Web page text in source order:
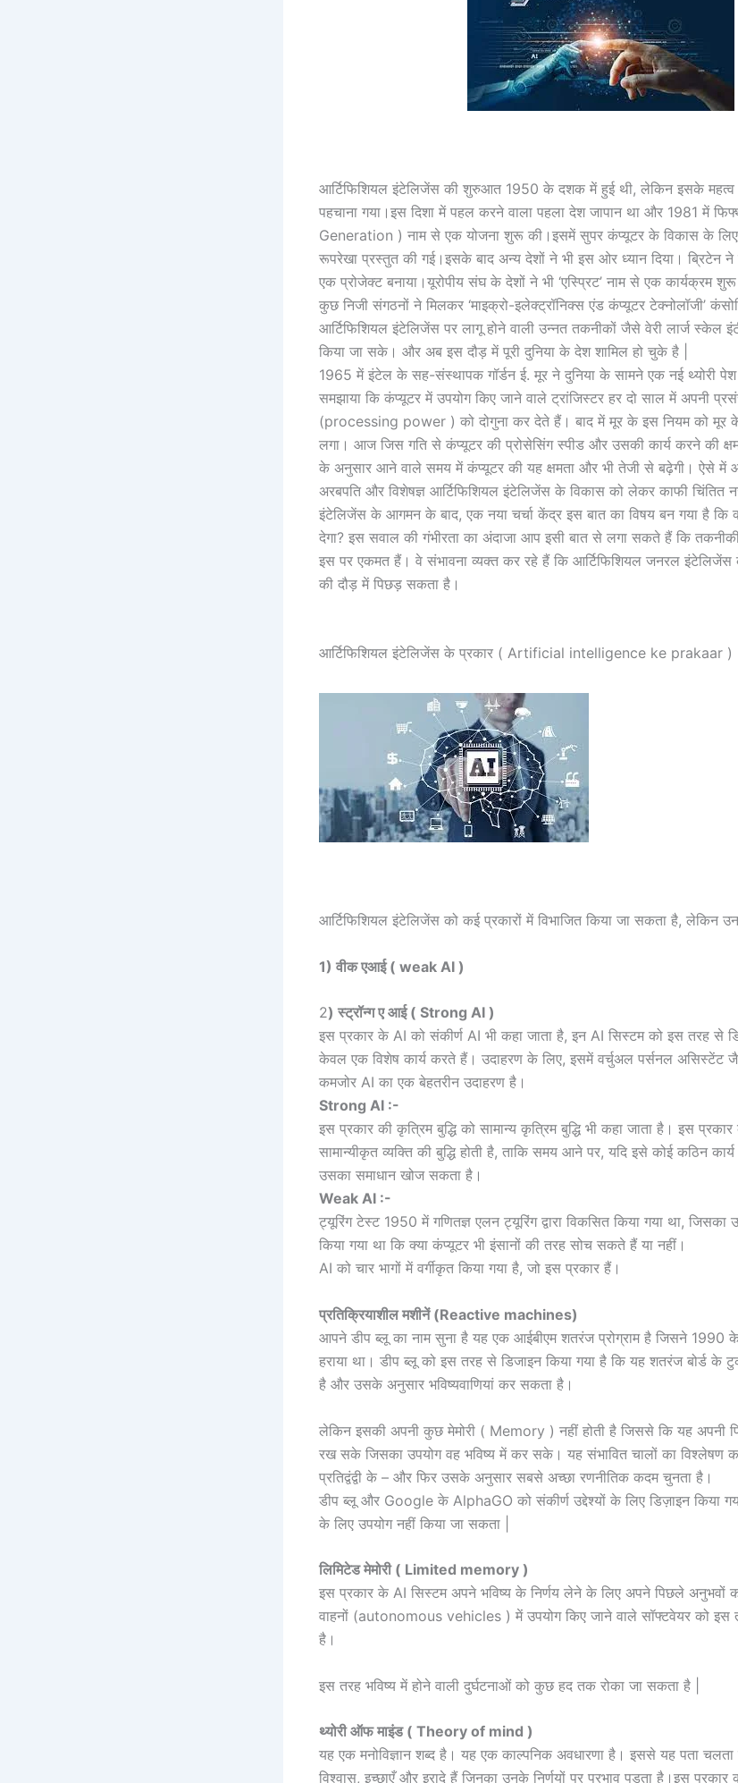
आर्टिफिशियल इंटेलिजेंस की शुरुआत 1950 के दशक में हुई थी, लेकिन इसके
पहचाना गया।इस दिशा में पहल करने वाला पहला देश जापान था और 1981 में
Generation ) नाम से एक योजना शुरू की।इसमें सुपर कंप्यूटर के विकास के लिए
रूपरेखा प्रस्तुत की गई।इसके बाद अन्य देशों ने भी इस ओर ध्यान दिया। ब्रिटेन ने
एक प्रोजेक्ट बनाया।यूरोपीय संघ के देशों ने भी ‘एस्प्रिट’ नाम से एक कार्यक्रम
कुछ निजी संगठनों ने मिलकर ‘माइक्रो-इलेक्ट्रॉनिक्स एंड कंप्यूटर टेक्नोलॉजी’
आर्टिफिशियल इंटेलिजेंस पर लागू होने वाली उन्नत तकनीकों जैसे वेरी लार्ज स्केल
किया जा सके। और अब इस दौड़ में पूरी दुनिया के देश शामिल हो चुके है |
1965 में इंटेल के सह-संस्थापक गॉर्डन ई. मूर ने दुनिया के सामने एक नई थ्योरी पेश
समझाया कि कंप्यूटर में उपयोग किए जाने वाले ट्रांजिस्टर हर दो साल में अपनी
(processing power ) को दोगुना कर देते हैं। बाद में मूर के इस नियम को मूर
लगा। आज जिस गति से कंप्यूटर की प्रोसेसिंग स्पीड और उसकी कार्य करने की
के अनुसार आने वाले समय में कंप्यूटर की यह क्षमता और भी तेजी से बढ़ेगी। ऐसे में
अरबपति और विशेषज्ञ आर्टिफिशियल इंटेलिजेंस के विकास को लेकर काफी चिंतित
इंटेलिजेंस के आगमन के बाद, एक नया चर्चा केंद्र इस बात का विषय बन गया है कि
देगा? इस सवाल की गंभीरता का अंदाजा आप इसी बात से लगा सकते हैं कि
इस पर एकमत हैं। वे संभावना व्यक्त कर रहे हैं कि आर्टिफिशियल जनरल इंटेलिजेंस
की दौड़ में पिछड़ सकता है।
आर्टिफिशियल इंटेलिजेंस के प्रकार ( Artificial intelligence ke prakaar )
आर्टिफिशियल इंटेलिजेंस को कई प्रकारों में विभाजित किया जा सकता है, लेकिन
1) वीक एआई ( weak AI )
2) स्ट्रॉन्ग ए आई ( Strong AI )
इस प्रकार के AI को संकीर्ण AI भी कहा जाता है, इन AI सिस्टम को इस तरह से
केवल एक विशेष कार्य करते हैं। उदाहरण के लिए, इसमें वर्चुअल पर्सनल
कमजोर AI का एक बेहतरीन उदाहरण है।
Strong AI :-
इस प्रकार की कृत्रिम बुद्धि को सामान्य कृत्रिम बुद्धि भी कहा जाता है। इस
सामान्यीकृत व्यक्ति की बुद्धि होती है, ताकि समय आने पर, यदि इसे कोई कठिन
उसका समाधान खोज सकता है।
Weak AI :-
ट्यूरिंग टेस्ट 1950 में गणितज्ञ एलन ट्यूरिंग द्वारा विकसित किया गया था,
किया गया था कि क्या कंप्यूटर भी इंसानों की तरह सोच सकते हैं या नहीं।
AI को चार भागों में वर्गीकृत किया गया है, जो इस प्रकार हैं।
प्रतिक्रियाशील मशीनें (Reactive machines)
आपने डीप ब्लू का नाम सुना है यह एक आईबीएम शतरंज प्रोग्राम है जिसने 1990
हराया था। डीप ब्लू को इस तरह से डिजाइन किया गया है कि यह शतरंज बोर्ड के
है और उसके अनुसार भविष्यवाणियां कर सकता है।
लेकिन इसकी अपनी कुछ मेमोरी ( Memory ) नहीं होती है जिससे कि यह अपनी
रख सके जिसका उपयोग वह भविष्य में कर सके। यह संभावित चालों का विश्लेषण
प्रतिद्वंद्वी के – और फिर उसके अनुसार सबसे अच्छा रणनीतिक कदम चुनता है।
डीप ब्लू और Google के AlphaGO को संकीर्ण उद्देश्यों के लिए डिज़ाइन किया
के लिए उपयोग नहीं किया जा सकता |
लिमिटेड मेमोरी ( Limited memory )
इस प्रकार के AI सिस्टम अपने भविष्य के निर्णय लेने के लिए अपने पिछले अनुभवों
वाहनों (autonomous vehicles ) में उपयोग किए जाने वाले सॉफ्टवेयर को इस
है।
इस तरह भविष्य में होने वाली दुर्घटनाओं को कुछ हद तक रोका जा सकता है |
थ्योरी ऑफ माइंड ( Theory of mind )
यह एक मनोविज्ञान शब्द है। यह एक काल्पनिक अवधारणा है। इससे यह पता
विश्वास, इच्छाएँ और इरादे हैं जिनका उनके निर्णयों पर प्रभाव पड़ता है।इस